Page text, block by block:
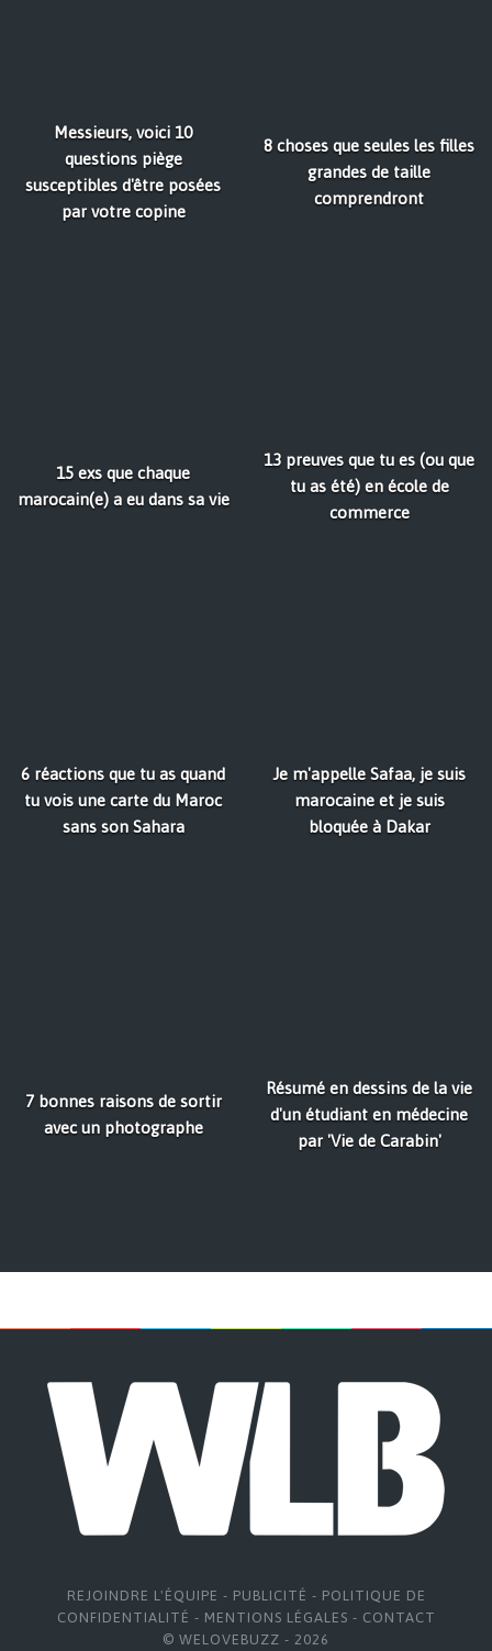
Messieurs, voici 10
questions piège
susceptibles d'être posées
par votre copine
8 choses que seules les filles
grandes de taille
comprendront
15 exs que chaque
marocain(e) a eu dans sa vie
13 preuves que tu es (ou que
tu as été) en école de
commerce
6 réactions que tu as quand
tu vois une carte du Maroc
sans son Sahara
Je m'appelle Safaa, je suis
marocaine et je suis
bloquée à Dakar
7 bonnes raisons de sortir
avec un photographe
Résumé en dessins de la vie
d'un étudiant en médecine
par 'Vie de Carabin'
REJOINDRE L'ÉQUIPE - PUBLICITÉ - POLITIQUE DE
CONFIDENTIALITÉ - MENTIONS LÉGALES - CONTACT
© WELOVEBUZZ - 2026